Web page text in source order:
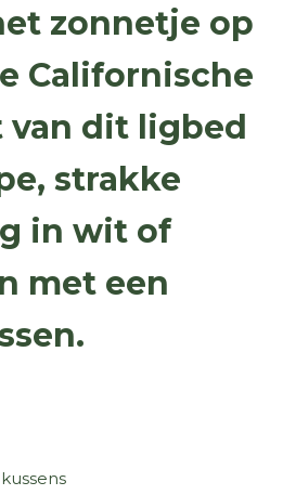
zonnetje op
Californische
van dit ligbed
strakke
in wit of
met een